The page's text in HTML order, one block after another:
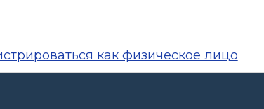
как физическое лицо